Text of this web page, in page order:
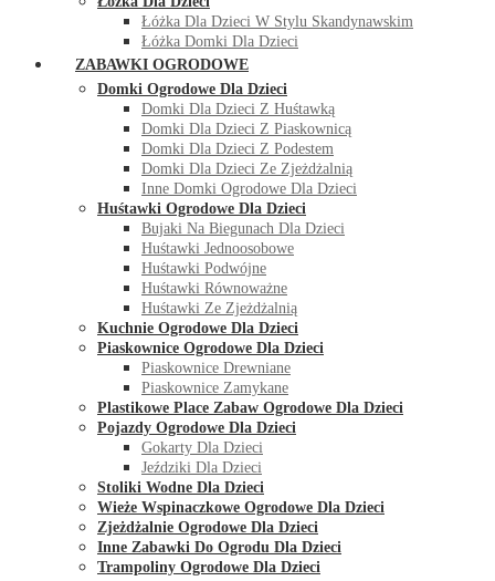
Łóżka Dla Dzieci W Stylu Skandynawskim
Łóżka Domki Dla Dzieci
ZABAWKI OGRODOWE
Domki Ogrodowe Dla Dzieci
Domki Dla Dzieci Z Huśtawką
Domki Dla Dzieci Z Piaskownicą
Domki Dla Dzieci Z Podestem
Domki Dla Dzieci Ze Zjeżdżalnią
Inne Domki Ogrodowe Dla Dzieci
Huśtawki Ogrodowe Dla Dzieci
Bujaki Na Biegunach Dla Dzieci
Huśtawki Jednoosobowe
Huśtawki Podwójne
Huśtawki Równoważne
Huśtawki Ze Zjeżdżalnią
Kuchnie Ogrodowe Dla Dzieci
Piaskownice Ogrodowe Dla Dzieci
Piaskownice Drewniane
Piaskownice Zamykane
Plastikowe Place Zabaw Ogrodowe Dla Dzieci
Pojazdy Ogrodowe Dla Dzieci
Gokarty Dla Dzieci
Jeździki Dla Dzieci
Stoliki Wodne Dla Dzieci
Wieże Wspinaczkowe Ogrodowe Dla Dzieci
Zjeżdżalnie Ogrodowe Dla Dzieci
Inne Zabawki Do Ogrodu Dla Dzieci
Trampoliny Ogrodowe Dla Dzieci